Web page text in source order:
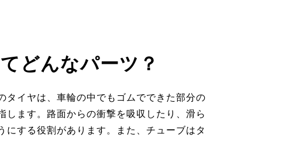
どんなパーツ？
タイヤは、車輪の中でもゴムでできた部分の
します。路面からの衝撃を吸収したり、滑ら
にする役割があります。また、チューブはタ